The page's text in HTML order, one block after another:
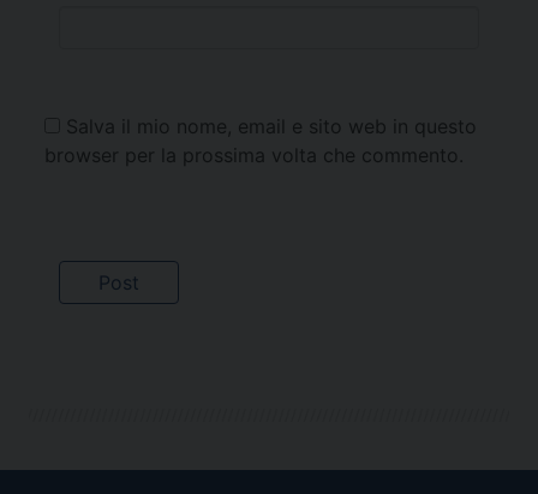
Salva il mio nome, email e sito web in questo
browser per la prossima volta che commento.